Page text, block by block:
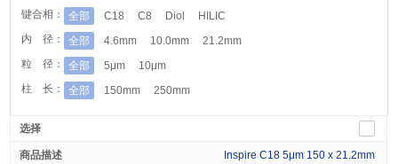
键合相： 全部 C18 C8 Diol
HILIC
内 径：
全部 4.6mm 10.0mm
21.2mm
粒 径：
全部 5μm
10μm
柱 长：
全部 150mm 250mm
Inspire C18 5μm 150 x 21.2mm